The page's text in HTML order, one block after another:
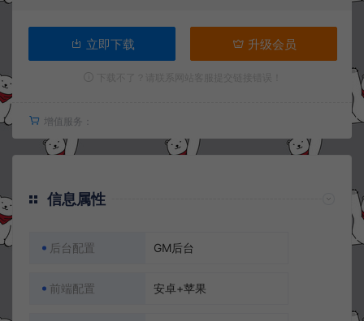
立即下载 升级会员
增值服务：
信息属性
后台配置 GM后台
前端配置 安卓+苹果